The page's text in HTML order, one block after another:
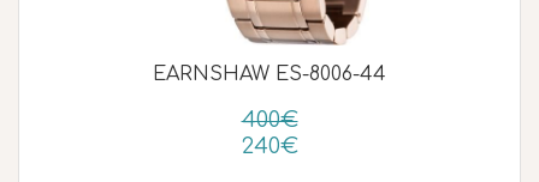
EARNSHAW ES-8006-44
400€
240€